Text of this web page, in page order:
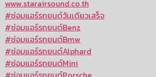
www.starairsound.co.th
#ซ่อมแอร์รถยนต์วันเดียวเสร็จ
#ซ่อมแอร์รถยนต์Benz
#ซ่อมแอร์รถยนต์Bmw
#ซ่อมแอร์รถยนต์Alphard
#ซ่อมแอร์รถยนต์Mini